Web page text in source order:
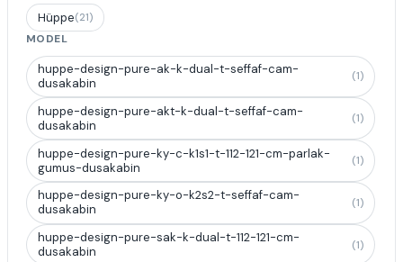
Hüppe(21)
MODEL
huppe-design-pure-ak-k-dual-t-seffaf-cam-
dusakabin
(1)
huppe-design-pure-akt-k-dual-t-seffaf-cam-
dusakabin
(1)
huppe-design-pure-ky-c-k1s1-t-112-121-cm-parlak-
gumus-dusakabin
(1)
huppe-design-pure-ky-o-k2s2-t-seffaf-cam-
dusakabin
(1)
huppe-design-pure-sak-k-dual-t-112-121-cm-
dusakabin
(1)